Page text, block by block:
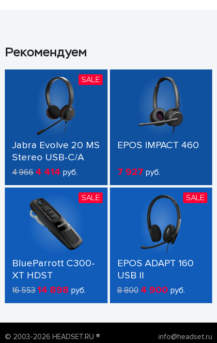
Рекомендуем
SALE
Jabra Evolve 20 MS
Stereo USB-C/A
4 966 4 414 руб.
EPOS IMPACT 460
7 927 руб.
SALE
BlueParrott C300-
XT HDST
16 55314 898 руб.
SALE
EPOS ADAPT 160
USB II
8 800 4 900 руб.
© 2003-2026 HEADSET.RU ® info@headset.ru